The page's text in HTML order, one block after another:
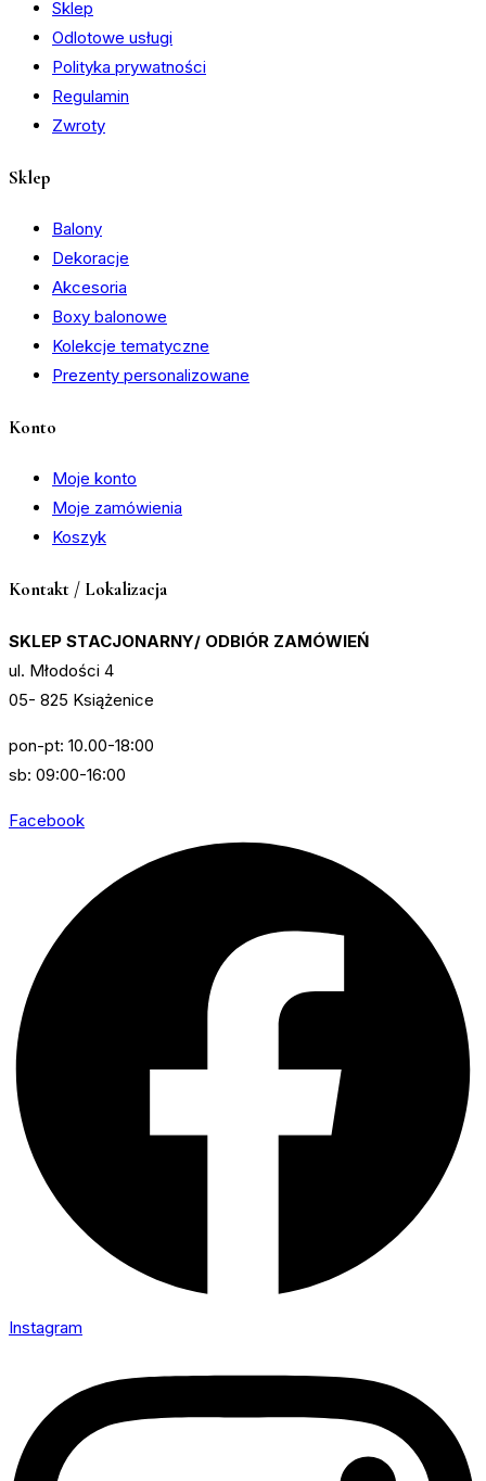
Sklep
Odlotowe usługi
Polityka prywatności
Regulamin
Zwroty
Sklep
Balony
Dekoracje
Akcesoria
Boxy balonowe
Kolekcje tematyczne
Prezenty personalizowane
Konto
Moje konto
Moje zamówienia
Koszyk
Kontakt / Lokalizacja
SKLEP STACJONARNY/ ODBIÓR ZAMÓWIEŃ
ul. Młodości 4
05- 825 Książenice
pon-pt: 10.00-18:00
sb: 09:00-16:00
Facebook
Instagram